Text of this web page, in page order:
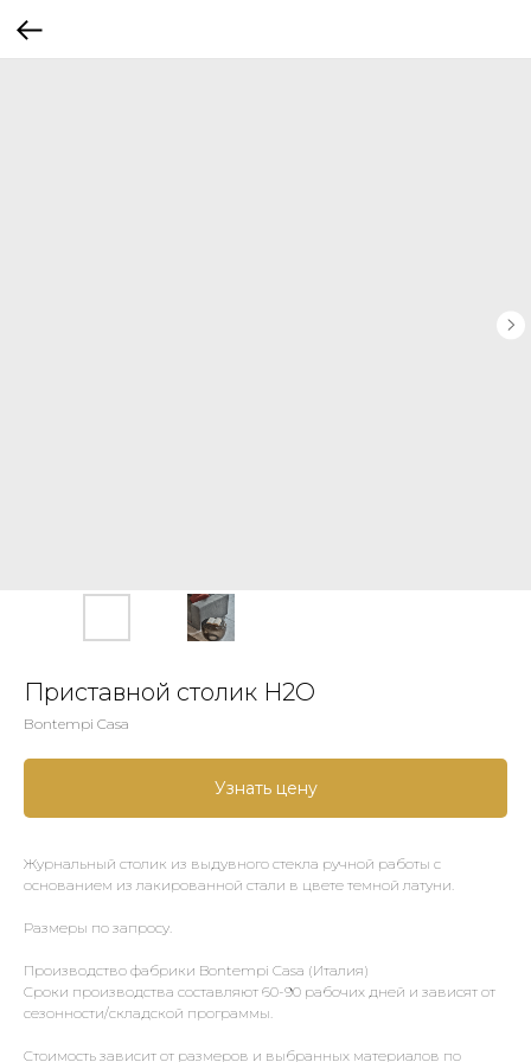
Приставной столик H2O
Bontempi Casa
Узнать цену
Журнальный столик из выдувного стекла ручной работы с
основанием из лакированной стали в цвете темной латуни.
Размеры по запросу.
Производство фабрики Bontempi Casa (Италия)
Сроки производства составляют 60-90 рабочих дней и зависят от
сезонности/складской программы.
Стоимость зависит от размеров и выбранных материалов по